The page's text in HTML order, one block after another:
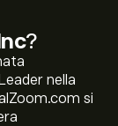
?
nella
si